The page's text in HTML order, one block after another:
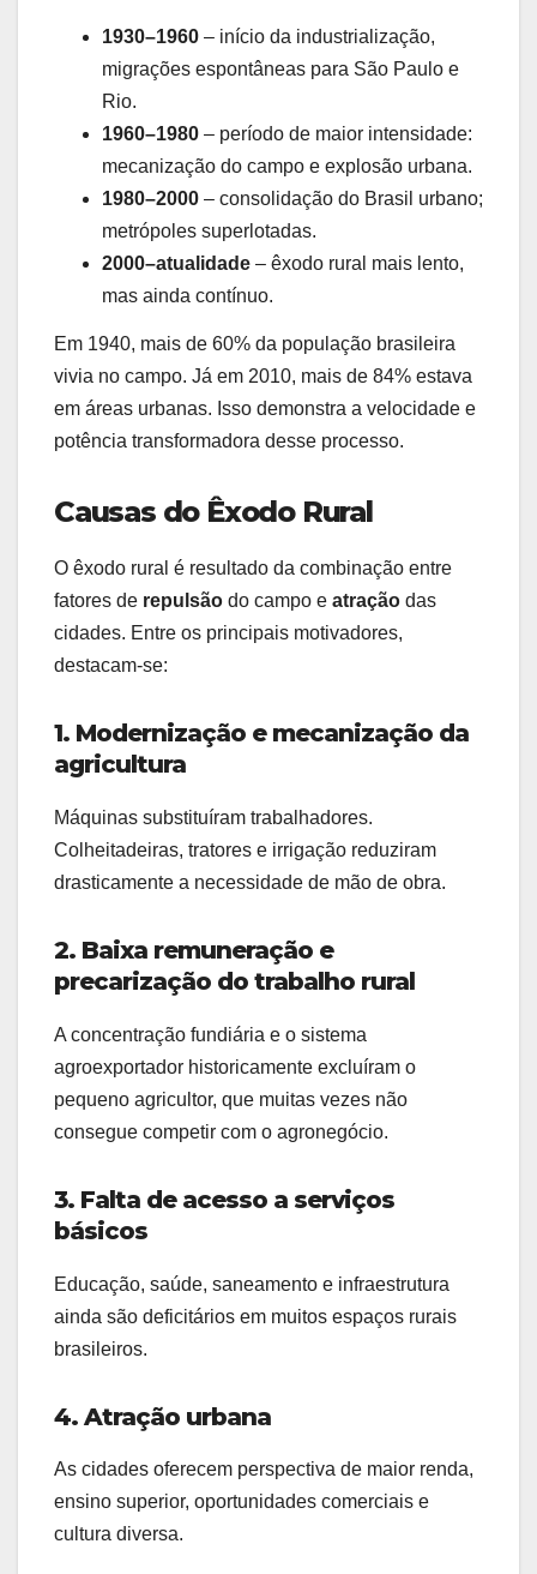
1930–1960 – início da industrialização,
migrações espontâneas para São Paulo e
Rio.
1960–1980 – período de maior intensidade:
mecanização do campo e explosão urbana.
1980–2000 – consolidação do Brasil urbano;
metrópoles superlotadas.
2000–atualidade – êxodo rural mais lento,
mas ainda contínuo.
Em 1940, mais de 60% da população brasileira
vivia no campo. Já em 2010, mais de 84% estava
em áreas urbanas. Isso demonstra a velocidade e
potência transformadora desse processo.
Causas do Êxodo Rural
O êxodo rural é resultado da combinação entre
fatores de repulsão do campo e atração das
cidades. Entre os principais motivadores,
destacam-se:
1. Modernização e mecanização da
agricultura
Máquinas substituíram trabalhadores.
Colheitadeiras, tratores e irrigação reduziram
drasticamente a necessidade de mão de obra.
2. Baixa remuneração e
precarização do trabalho rural
A concentração fundiária e o sistema
agroexportador historicamente excluíram o
pequeno agricultor, que muitas vezes não
consegue competir com o agronegócio.
3. Falta de acesso a serviços
básicos
Educação, saúde, saneamento e infraestrutura
ainda são deficitários em muitos espaços rurais
brasileiros.
4. Atração urbana
As cidades oferecem perspectiva de maior renda,
ensino superior, oportunidades comerciais e
cultura diversa.